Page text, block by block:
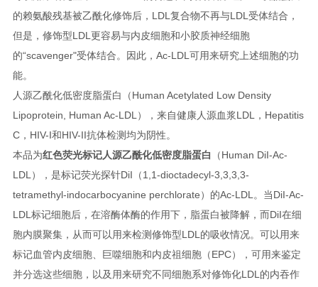
的赖氨酸残基被乙酰化修饰后，LDL复合物不再与LDL受体结合，
但是，修饰型LDL更容易与内皮细胞和小胶质神经细胞
的“scavenger"受体结合。因此，Ac-LDL可用来研究上述细胞的功
能。
人源乙酰化低密度脂蛋白（Human Acetylated Low Density
Lipoprotein, Human Ac-LDL），来自健康人源血浆LDL，Hepatitis
C，HIV-I和HIV-II抗体检测均为阴性。
本品为红色荧光标记人源乙酰化低密度脂蛋白
（Human DiI-Ac-
LDL），是标记荧光探针DiI（1,1-dioctadecyl-3,3,3,3-
tetramethyl-indocarbocyanine perchlorate）的Ac-LDL。当DiI-Ac-
LDL标记细胞后，在溶酶体酶的作用下，脂蛋白被降解，而DiI在细
胞内膜聚集，从而可以用来检测修饰型LDL的吸收情况。可以用来
标记血管内皮细胞、巨噬细胞和内皮祖细胞（EPC），可用来鉴定
并分选这些细胞，以及用来研究不同细胞系对修饰化LDL的内吞作